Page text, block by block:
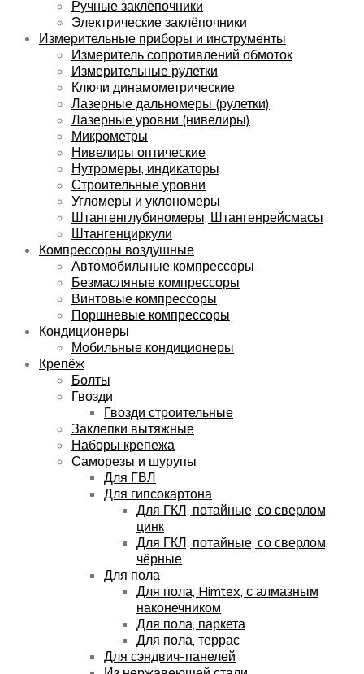
Ручные заклёпочники
Электрические заклёпочники
Измерительные приборы и инструменты
Измеритель сопротивлений обмоток
Измерительные рулетки
Ключи динамометрические
Лазерные дальномеры (рулетки)
Лазерные уровни (нивелиры)
Микрометры
Нивелиры оптические
Нутромеры, индикаторы
Строительные уровни
Угломеры и уклономеры
Штангенглубиномеры, Штангенрейсмасы
Штангенциркули
Компрессоры воздушные
Автомобильные компрессоры
Безмасляные компрессоры
Винтовые компрессоры
Поршневые компрессоры
Кондиционеры
Мобильные кондиционеры
Крепёж
Болты
Гвозди
Гвозди строительные
Заклепки вытяжные
Наборы крепежа
Саморезы и шурупы
Для ГВЛ
Для гипсокартона
Для ГКЛ, потайные, со сверлом,
цинк
Для ГКЛ, потайные, со сверлом,
чёрные
Для пола
Для пола, Himtex, с алмазным
наконечником
Для пола, паркета
Для пола, террас
Для сэндвич-панелей